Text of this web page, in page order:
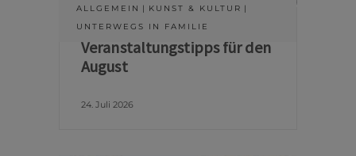
ALLGEMEIN
KUNST & KULTUR
UNTERWEGS IN FAMILIE
Veranstaltungstipps für den
August
24. Juli 2026